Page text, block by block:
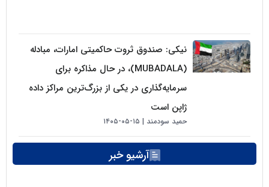
نیکی: صندوق ثروت حاکمیتی امارات، مبادله
(MUBADALA)، در حال مذاکره برای
سرمایه‌گذاری در یکی از بزرگ‌ترین مراکز داده
حمید سودمند ۱۵-۰۵-۱۴۰۵
آرشیو خبر